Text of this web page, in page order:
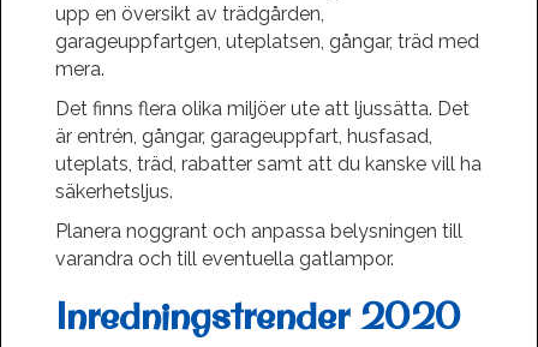
upp en översikt av trädgården,
garageuppfartgen, uteplatsen, gångar, träd med
mera.
Det finns flera olika miljöer ute att ljussätta. Det
är entrén, gångar, garageuppfart, husfasad,
uteplats, träd, rabatter samt att du kanske vill ha
säkerhetsljus.
Planera noggrant och anpassa belysningen till
varandra och till eventuella gatlampor.
Inredningstrender 2020